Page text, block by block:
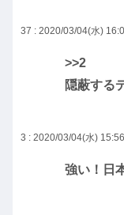
37 : 2020/03/04(水)
>>2
隠蔽する
3 : 2020/03/04(水)
強い！日